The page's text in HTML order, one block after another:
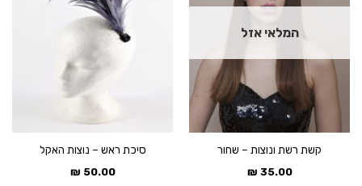
המלאי אזל
קשת רשת ונוצות – שחור
35.00
₪
סיכת ראש – נוצות האקל
50.00
₪